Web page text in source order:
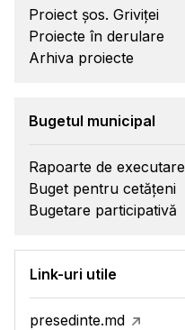
Proiect șos. Griviței
Proiecte în derulare
Arhiva proiecte
Bugetul municipal
Rapoarte de executare
Buget pentru cetățeni
Bugetare participativă
Link-uri utile
presedinte.md